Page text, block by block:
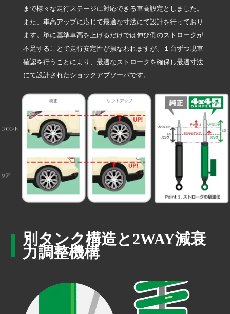
まで様々な走行ステージに対応できる車高設定としました。
また、車高アップに応じて最適な寸法にて設計を行っており
ます。単に基準車高を上げるだけでは伸び側のストロークが
不足することで走行安定性が損なわれますが、１台ずつ現車
確認を行うことにより、最適なストロークを確保し最適寸法
にて設計されたショックアブソーバです。
別タンク構造と2WAY減衰
力調整機構